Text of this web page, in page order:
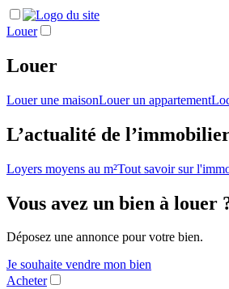
Louer
Louer
Louer une maisonLouer un appartement
L’actualité de
Loyers moyens au m²Tout savoir sur
Vous avez un bien à louer
Déposez une annonce pour votre bien.
Je souhaite vendre mon bien
Acheter